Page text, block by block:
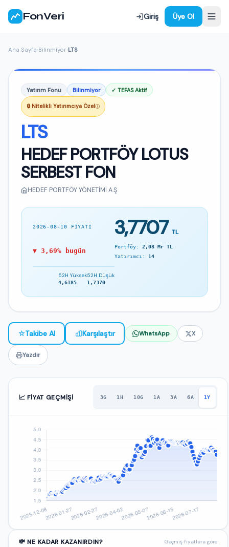
FonVeri Giriş Üye Ol
Ana Sayfa›Bilinmiyor›LTS
Yatırım Fonu Bilinmiyor ✓ TEFAS Aktif
🔒 Nitelikli Yatırımcıya Özelⓘ
LTS
HEDEF PORTFÖY LOTUS
SERBEST FON
HEDEF PORTFÖY YÖNETİMİ A.Ş
2026-08-10 FIYATI 3,7707 TL
▼ 3,69% bugün
Portföy: 2,08 Mr TL
Yatırımcı: 14
52H Yüksek
4,6185
52H Düşük
1,7370
☆Takibe Al Karşılaştır WhatsApp X
Yazdır
📈 FIYAT GEÇMIŞI 3G 1H 10G 1A 3A 6A 1Y
💸 NE KADAR KAZANIRDIN? Geçmiş fiyatlara göre